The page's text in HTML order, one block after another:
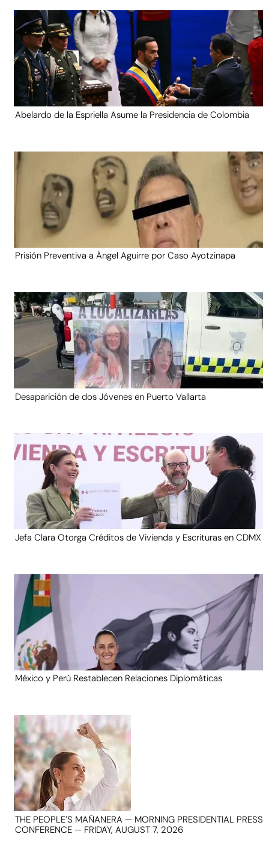
Abelardo de la Espriella Asume la Presidencia de Colombia
Prisión Preventiva a Ángel Aguirre por Caso Ayotzinapa
Desaparición de dos Jóvenes en Puerto Vallarta
Jefa Clara Otorga Créditos de Vivienda y Escrituras en CDMX
México y Perú Restablecen Relaciones Diplomáticas
THE PEOPLE’S MAÑANERA — MORNING PRESIDENTIAL PRESS
CONFERENCE — FRIDAY, AUGUST 7, 2026